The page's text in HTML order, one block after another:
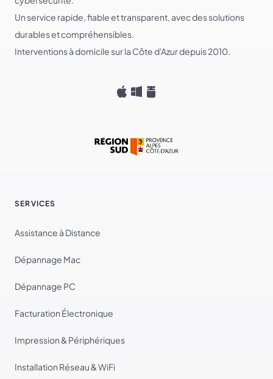
Un service rapide, fiable et transparent, avec des solutions
durables et compréhensibles.
Interventions à domicile sur la Côte d'Azur depuis 2010.
SERVICES
Assistance à Distance
Dépannage Mac
Dépannage PC
Facturation Électronique
Impression & Périphériques
Installation Réseau & WiFi